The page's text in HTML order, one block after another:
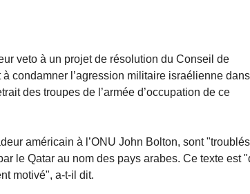
veto à un projet de résolution du Conseil de
condamner l’agression militaire israélienne dans
des troupes de l’armée d’occupation de ce
américain à l’ONU John Bolton, sont
le Qatar au nom des pays arabes. Ce texte est
motivé", a-t-il dit.